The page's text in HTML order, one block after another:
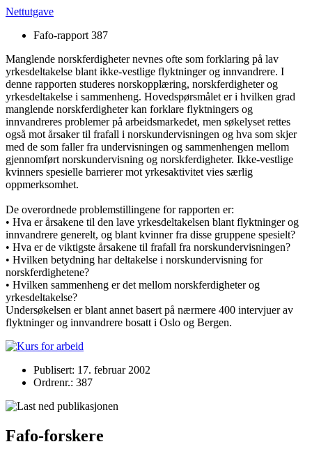
Nettutgave
Fafo-rapport 387
Manglende norskferdigheter nevnes ofte som forklaring på lav
yrkesdeltakelse blant ikke-vestlige flyktninger og innvandrere. I
denne rapporten studeres norskopplæring, norskferdigheter og
yrkesdeltakelse i sammenheng. Hovedspørsmålet er i hvilken grad
manglende norskferdigheter kan forklare flyktningers og
innvandreres problemer på arbeidsmarkedet, men søkelyset rettes
også mot årsaker til frafall i norskundervisningen og hva som skjer
med de som faller fra undervisningen og sammenhengen mellom
gjennomført norskundervisning og norskferdigheter. Ikke-vestlige
kvinners spesielle barrierer mot yrkesaktivitet vies særlig
oppmerksomhet.
De overordnede problemstillingene for rapporten er:
• Hva er årsakene til den lave yrkesdeltakelsen blant flyktninger og
innvandrere generelt, og blant kvinner fra disse gruppene spesielt?
• Hva er de viktigste årsakene til frafall fra norskundervisningen?
• Hvilken betydning har deltakelse i norskundervisning for
norskferdighetene?
• Hvilken sammenheng er det mellom norskferdigheter og
yrkesdeltakelse?
Undersøkelsen er blant annet basert på nærmere 400 intervjuer av
flyktninger og innvandrere bosatt i Oslo og Bergen.
Publisert: 17. februar 2002
Ordrenr.: 387
Fafo-forskere